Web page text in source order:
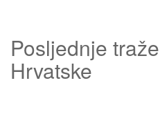
Posljednje
Hrvatske